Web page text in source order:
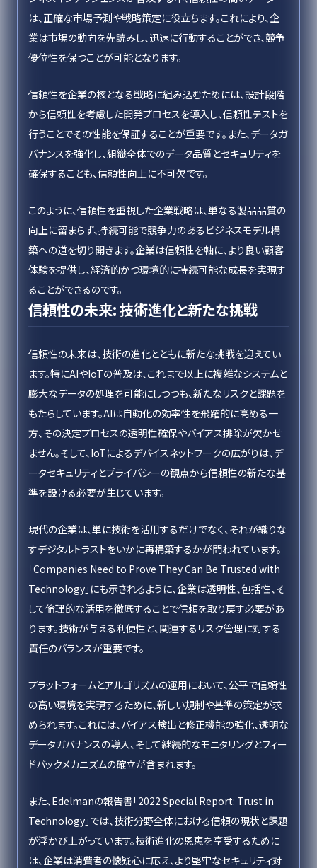
は、正確な市場予測や戦略策定に役立ちます。これにより、企
業は市場の動向を先読みし、迅速に行動することができ、競争
優位性を保つことが可能となります。
信頼性を企業の核となる戦略に組み込むためには、設計段階
から信頼性を考慮した開発プロセスを導入し、信頼性テストを
行うことでその性能を保証することが重要です。また、データガ
バナンスを強化し、組織全体でのデータ品質とセキュリティを
確保することも、信頼性向上に不可欠です。
このように、信頼性を重視した企業戦略は、単なる製品品質の
向上に留まらず、持続可能で競争力のあるビジネスモデル構
築への道を切り開きます。企業は信頼性を軸に、より良い顧客
体験を提供し、経済的かつ環境的に持続可能な成長を実現す
ることができるのです。
信頼性の未来: 技術進化と新たな挑戦
信頼性の未来は、技術の進化とともに新たな挑戦を迎えてい
ます。特にAIやIoTの普及は、これまで以上に複雑なシステムと
膨大なデータの処理を可能にしつつも、新たなリスクと課題を
もたらしています。AIは自動化の効率性を飛躍的に高める一
方、その決定プロセスの透明性確保やバイアス排除が欠かせ
ません。そして、IoTによるデバイスネットワークの広がりは、デ
ータセキュリティとプライバシーの観点から信頼性の新たな基
準を設ける必要が生じています。
現代の企業は、単に技術を活用するだけでなく、それが織りな
すデジタルトラストをいかに再構築するかが問われています。
「Companies Need to Prove They Can Be Trusted with
Technology」にも示されるように、企業は透明性、包括性、そ
して倫理的な活用を徹底することで信頼を取り戻す必要があ
ります。技術が与える利便性と、関連するリスク管理に対する
責任のバランスが重要です。
プラットフォームとアルゴリズムの運用において、公平で信頼性
の高い環境を実現するために、新しい規制や基準の策定が求
められます。これには、バイアス検出と修正機能の強化、透明な
データガバナンスの導入、そして継続的なモニタリングとフィー
ドバックメカニズムの確立が含まれます。
また、Edelmanの報告書「2022 Special Report: Trust in
Technology」では、技術分野全体における信頼の現状と課題
が浮かび上がっています。技術進化の恩恵を享受するために
は、企業は消費者の懐疑心に応え、より堅牢なセキュリティ対